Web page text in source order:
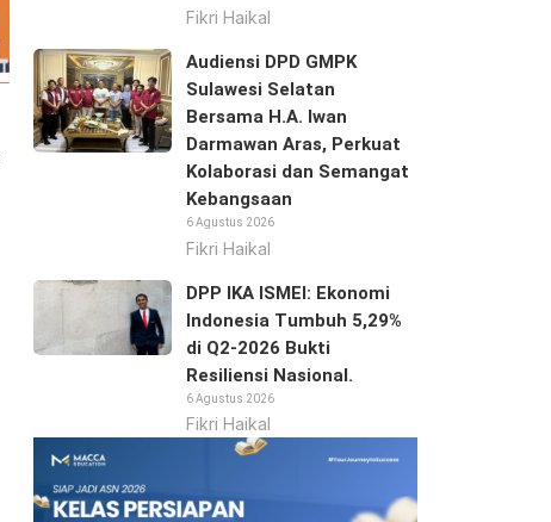
Fikri Haikal
Audiensi DPD GMPK
Sulawesi Selatan
Bersama H.A. Iwan
Darmawan Aras, Perkuat
Kolaborasi dan Semangat
Kebangsaan
6 Agustus 2026
Fikri Haikal
DPP IKA ISMEI: Ekonomi
Indonesia Tumbuh 5,29%
di Q2-2026 Bukti
Resiliensi Nasional.
6 Agustus 2026
Fikri Haikal